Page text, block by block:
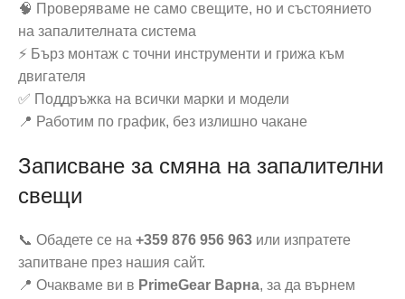
🧠 Проверяваме не само свещите, но и състоянието
на запалителната система
⚡ Бърз монтаж с точни инструменти и грижа към
двигателя
✅ Поддръжка на всички марки и модели
📍 Работим по график, без излишно чакане
Записване за смяна на запалителни
свещи
📞 Обадете се на +359 876 956 963 или изпратете
запитване през нашия сайт.
📍 Очакваме ви в PrimeGear Варна, за да върнем